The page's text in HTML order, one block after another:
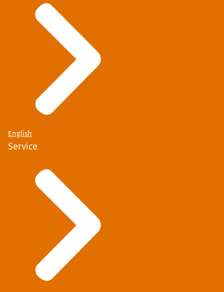
Download
English
Service